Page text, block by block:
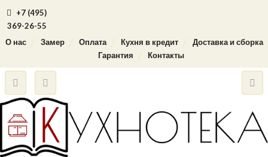
+7 (495)
369-26-55
О нас
Замер Оплата Кухня в кредит
Доставка и сборка
Гарантия
Контакты